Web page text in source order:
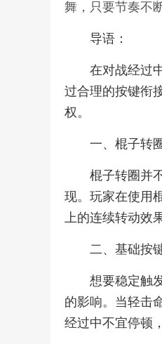
舞，只要节奏不
导语：
在对战经过
过合理的按键衔
权。
一、棍子转
棍子转圈并
现。玩家在使用
上的连续转动效
二、基础按
想要稳定触
的影响。当轻击
经过中不宜停顿